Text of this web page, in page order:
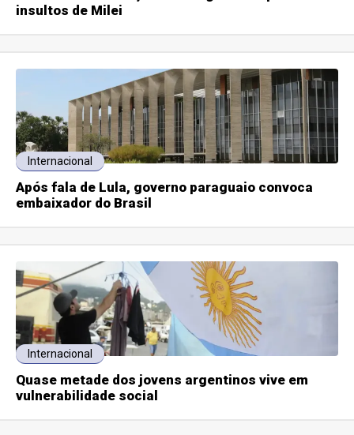
insultos de Milei
Internacional
Após fala de Lula, governo paraguaio convoca
embaixador do Brasil
Internacional
Quase metade dos jovens argentinos vive em
vulnerabilidade social